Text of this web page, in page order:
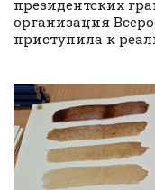
президентских
организация
приступила к